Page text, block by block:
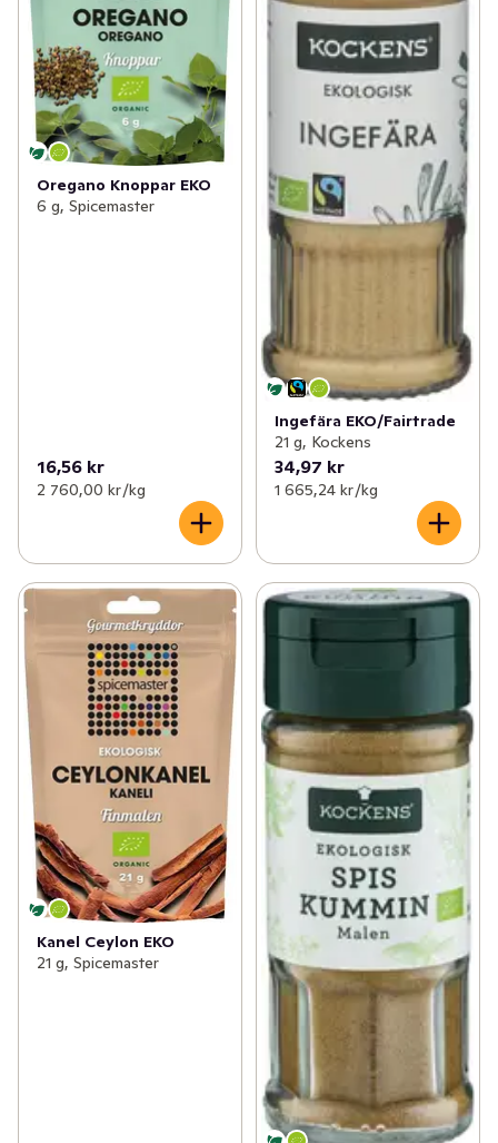
Oregano Knoppar EKO
6 g, Spicemaster
16,56 kr
2 760,00 kr /kg
Ingefära EKO/Fairtrade
21 g, Kockens
34,97 kr
1 665,24 kr /kg
Kanel Ceylon EKO
21 g, Spicemaster